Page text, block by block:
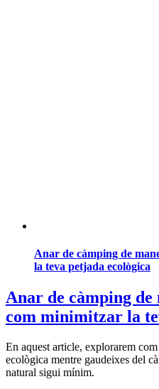
Anar de càmping de
la teva petjada ecològica
Anar de càmping de
com minimitzar la
En aquest article, explorarem
ecològica mentre gaudeixes del
natural sigui mínim.